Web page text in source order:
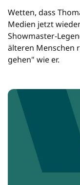
Wetten, dass
Medien jetzt
Showmaster-
älteren Menschen
gehen" wie er.